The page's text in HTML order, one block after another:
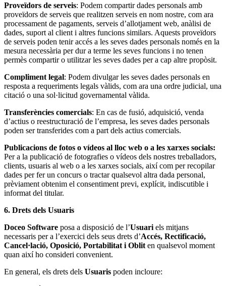
Proveïdors de serveis: Podem compartir dades personals amb
proveïdors de serveis que realitzen serveis en nom nostre, com ara
processament de pagaments, serveis d’allotjament web, anàlisi de
dades, suport al client i altres funcions similars. Aquests proveïdors
de serveis poden tenir accés a les seves dades personals només en la
mesura necessària per dur a terme les seves funcions i no tenen
permès compartir o utilitzar les seves dades per a cap altre propòsit.
Compliment legal: Podem divulgar les seves dades personals en
resposta a requeriments legals vàlids, com ara una ordre judicial, una
citació o una sol·licitud governamental vàlida.
Transferències comercials: En cas de fusió, adquisició, venda
d’actius o reestructuració de l’empresa, les seves dades personals
poden ser transferides com a part dels actius comercials.
Publicacions de fotos o vídeos al lloc web o a les xarxes socials:
Per a la publicació de fotografies o vídeos dels nostres treballadors,
clients, usuaris al web o a les xarxes socials, així com per recopilar
dades per fer un concurs o tractar qualsevol altra dada personal,
prèviament obtenim el consentiment previ, explícit, indiscutible i
informat del titular.
6. Drets dels Usuaris
Doceo Software posa a disposició de l’Usuari els mitjans
necessaris per a l’exercici dels seus drets d’Accés, Rectificació,
Cancel·lació, Oposició, Portabilitat i Oblit en qualsevol moment
quan així ho consideri convenient.
En general, els drets dels Usuaris poden incloure: